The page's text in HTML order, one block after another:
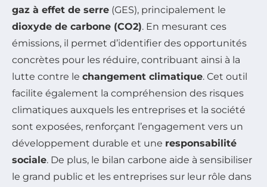
gaz à effet de serre (GES), principalement le
dioxyde de carbone (CO2). En mesurant ces
émissions, il permet d’identifier des opportunités
concrètes pour les réduire, contribuant ainsi à la
lutte contre le changement climatique. Cet outil
facilite également la compréhension des risques
climatiques auxquels les entreprises et la société
sont exposées, renforçant l’engagement vers un
développement durable et une responsabilité
sociale. De plus, le bilan carbone aide à sensibiliser
le grand public et les entreprises sur leur rôle dans